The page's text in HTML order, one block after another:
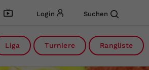
Login Suchen
Liga Turniere Rangliste